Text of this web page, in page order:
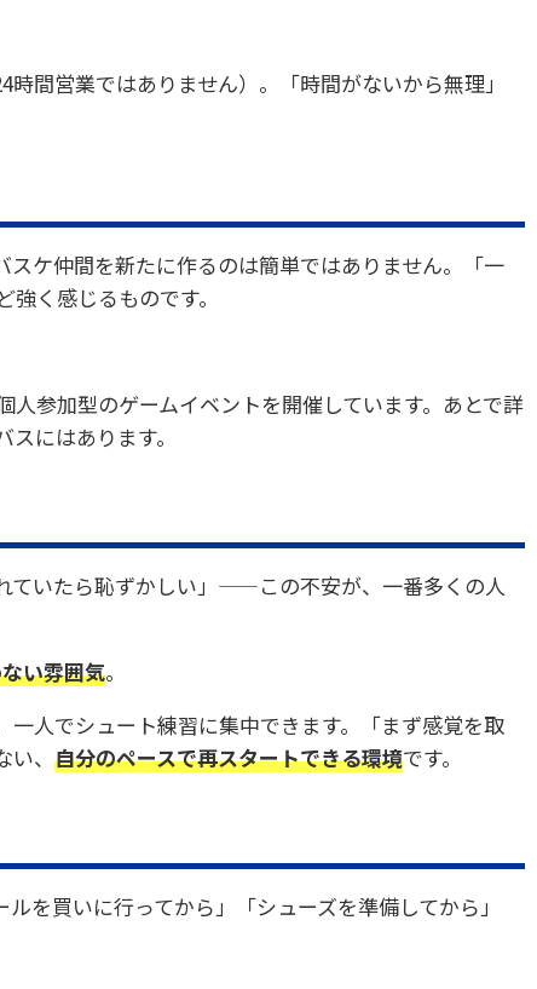
間営業ではありません）。「時間がないから無理」
ケ仲間を新たに作るのは簡単ではありません。「一
く感じるものです。
参加型のゲームイベントを開催しています。あとで詳
にはあります。
ていたら恥ずかしい」——この不安が、一番多くの人
い雰囲気。
人でシュート練習に集中できます。「まず感覚を取
、 自分のペースで再スタートできる環境です。
を買いに行ってから」「シューズを準備してから」